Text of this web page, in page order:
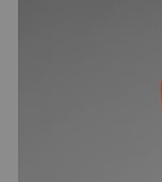
offentliga